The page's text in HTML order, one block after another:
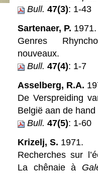
Bull. 47(3): 1-43
Sartenaer, P. 1971.
Genres
nouveaux.
Bull. 47(4): 1-7
Asselberg, R.A.
De Verspreiding
België aan de
Bull. 47(5): 1-60
Krizelj, S. 1971.
Recherches sur
La chênaie à